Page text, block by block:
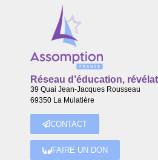
Réseau d’éducation,
39 Quai Jean-Jacques Rousseau
69350 La Mulatière
CONTACT
FAIRE UN DON